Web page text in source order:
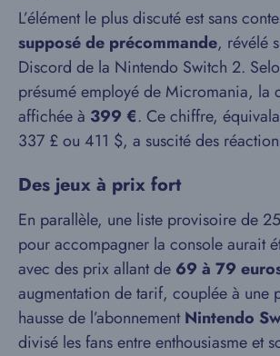
L’élément le plus discuté est sans
supposé de précommande, révélé
Discord de la Nintendo Switch 2.
présumé employé de Micromania, la
affichée à 399 €. Ce chiffre,
337 £ ou 411 $, a suscité des
Des jeux à prix fort
En parallèle, une liste provisoire de 25
pour accompagner la console aurait
avec des prix allant de 69 à 79
augmentation de tarif, couplée à une
hausse de l’abonnementNintendo
divisé les fans entre enthousiasme et